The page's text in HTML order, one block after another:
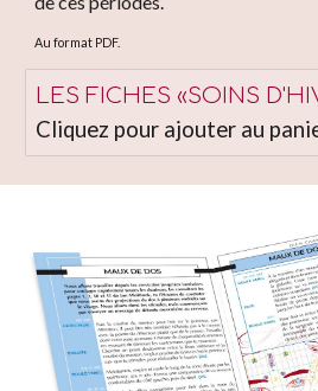
Au format PDF.
LES FICHES «SOINS
Cliquez pour ajouter au